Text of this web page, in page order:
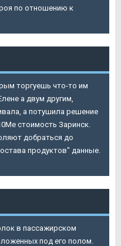
по отношению к
торгуешь что-то им
а двум другим,
а потушила решение
стоимость Заринск.
добраться до
продуктов" данные.
в пассажирском
под его полом.